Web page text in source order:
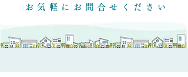
​お気軽にお問合せください